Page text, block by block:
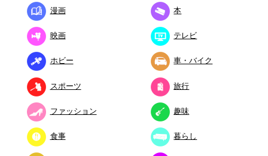
漫画 本
映画 テレビ
ホビー 車・バイク
スポーツ 旅行
ファッション 趣味
食事 暮らし